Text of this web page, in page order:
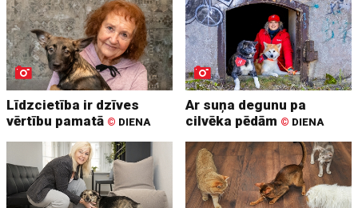
Līdzcietība ir dzīves
vērtību pamatā © DIENA
Ar suņa degunu pa
cilvēka pēdām © DIENA